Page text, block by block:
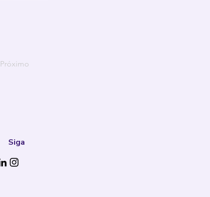
Próximo
Siga